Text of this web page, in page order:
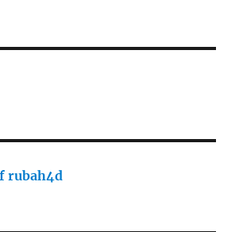
rubah4d